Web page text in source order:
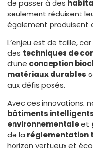
de passer à des
seulement réduisent
également produisent
L’enjeu est de taille,
des techniques de
d’une conception
matériaux durables
aux défis posés.
Avec ces innovations,
bâtiments intelligents
environnementaleet
de la réglementation
horizon vertueux et